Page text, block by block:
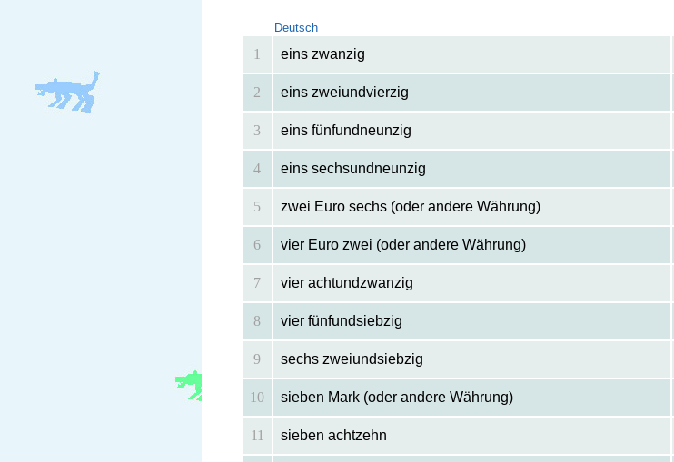
Deutsch
1 eins zwanzig
2 eins zweiundvierzig
3 eins fünfundneunzig
4 eins sechsundneunzig
5 zwei Euro sechs (oder andere Währung)
6 vier Euro zwei (oder andere Währung)
7 vier achtundzwanzig
8 vier fünfundsiebzig
9 sechs zweiundsiebzig
10 sieben Mark (oder andere Währung)
11 sieben achtzehn